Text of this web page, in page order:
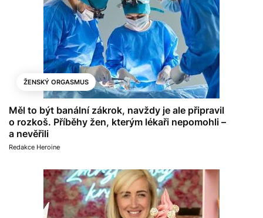
ŽENSKÝ ORGASMUS
Měl to být banální zákrok, navždy je ale připravil
o rozkoš. Příběhy žen, kterým lékaři nepomohli –
a nevěřili
Redakce Heroine